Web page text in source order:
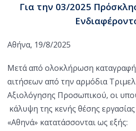
Για την 03/2025
Αθήνα, 19/8/2025
Μετά από ολοκλήρωση
αιτήσεων από την αρμόδια
Αξιολόγησης Προσωπικού, οι
κάλυψη της κενής θέσης
«Αθηνά» κατατάσσονται ως εξής: